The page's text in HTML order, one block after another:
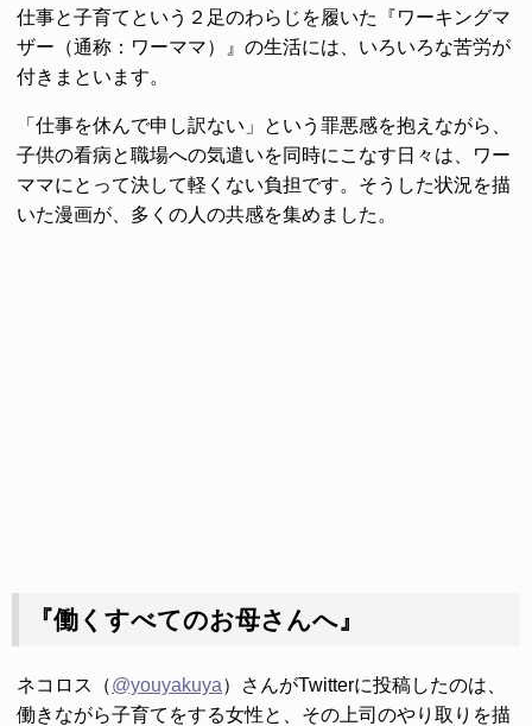
仕事と子育てという２足のわらじを履いた『ワーキングマ
ザー（通称：ワーママ）』の生活には、いろいろな苦労が
付きまといます。
「仕事を休んで申し訳ない」という罪悪感を抱えながら、
子供の看病と職場への気遣いを同時にこなす日々は、ワー
ママにとって決して軽くない負担です。そうした状況を描
いた漫画が、多くの人の共感を集めました。
『働くすべてのお母さんへ』
ネコロス（@youyakuya）さんがTwitterに投稿したのは、
働きながら子育てをする女性と、その上司のやり取りを描